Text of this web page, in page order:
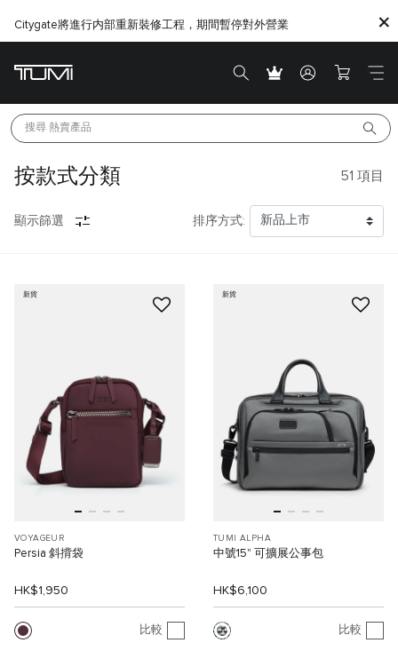
Citygate將進行内部重新裝修工程，期間暫停對外營業
搜尋 熱賣產品
按款式分類 51 項目
顯示篩選 排序方式:
新貨
VOYAGEUR
Persia 斜揹袋
HK$1,950
比較
新貨
TUMI ALPHA
中號15" 可擴展公事包
HK$6,100
比較